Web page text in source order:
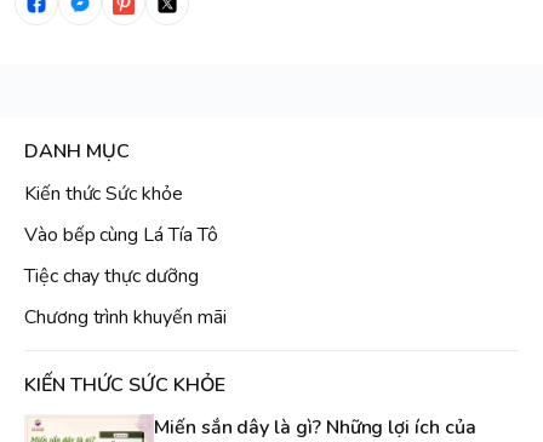
DANH MỤC
Kiến thức Sức khỏe
Vào bếp cùng Lá Tía Tô
Tiệc chay thực dưỡng
Chương trình khuyến mãi
KIẾN THỨC SỨC KHỎE
Miến sắn dây là gì? Những lợi ích của